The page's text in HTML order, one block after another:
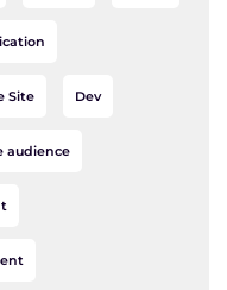
Site Dev
audience